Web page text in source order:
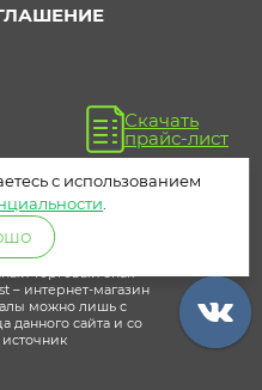
Скачать
прайс-лист
торговый знак
– интернет-магазин
можно лишь с
данного сайта и со
с использованием